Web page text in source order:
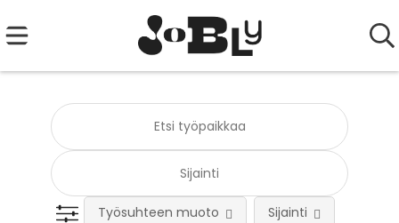
Työsuhteen muoto Sijainti